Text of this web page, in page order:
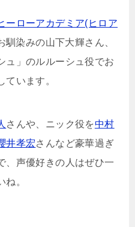
ーローアカデミア(ヒロア
馴染みの山下大輝さん、
ュ」のルルーシュ役でお
います。
さんや、ニック役を中村
井孝宏さんなど豪華過ぎ
、声優好きの人はぜひ一
。